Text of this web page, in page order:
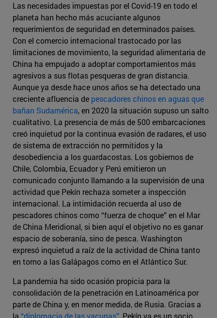
Las necesidades impuestas por el Covid-19 en todo el
planeta han hecho más acuciante algunos
requerimientos de seguridad en determinados países.
Con el comercio internacional trastocado por las
limitaciones de movimiento, la seguridad alimentaria de
China ha empujado a adoptar comportamientos más
agresivos a sus flotas pesqueras de gran distancia.
Aunque ya desde hace unos años se ha detectado una
creciente afluencia de pescadores chinos en aguas que
bañan Sudamérica, en 2020 la situación supuso un salto
cualitativo. La presencia de más de 500 embarcaciones
creó inquietud por la continua evasión de radares, el uso
de sistema de extracción no permitidos y la
desobediencia a los guardacostas. Los gobiernos de
Chile, Colombia, Ecuador y Perú emitieron un
comunicado conjunto llamando a la supervisión de una
actividad que Pekín rechaza someter a inspección
internacional. La intimidación recuerda al uso de
pescadores chinos como “fuerza de choque” en el Mar
de China Meridional, si bien aquí el objetivo no es ganar
espacio de soberanía, sino de pesca. Washington
expresó inquietud a raíz de la actividad de China tanto
en torno a las Galápagos como en el Atlántico Sur.
La pandemia ha sido ocasión propicia para la
consolidación de la penetración en Latinoamérica por
parte de China y, en menor medida, de Rusia. Gracias a
la “diplomacia de las vacunas”, Pekín ya es un socio